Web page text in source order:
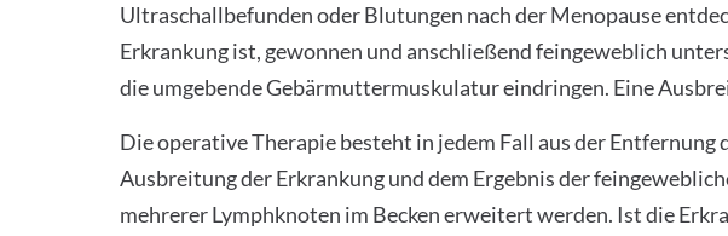
Ultraschallbefunden oder Blutungen nach der Menopause
Erkrankung ist, gewonnen und anschließend feingeweblich
die umgebende Gebärmuttermuskulatur eindringen. Eine
Die operative Therapie besteht in jedem Fall aus der
Ausbreitung der Erkrankung und dem Ergebnis der
mehrerer Lymphknoten im Becken erweitert werden. Ist die